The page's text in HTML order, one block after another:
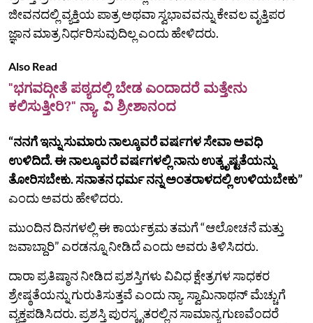
ಜೀವನದಲ್ಲಿ ವ್ಯಕ್ತಿಯ ಪಾತ್ರ ಅಥವಾ ಸ್ವಭಾವವನ್ನು ಕೇವಲ ವೃತ್ತಿಪರ
ಜ್ಞಾನ ಮಾತ್ರ ನಿರ್ಧರಿಸುವುದಿಲ್ಲ ಎಂದು ಹೇಳಿದರು.
Also Read
"ಭಗವದ್ಗೀತೆ ಪಠ್ಯದಲ್ಲಿ ಬೇಡ ಎಂದಾದರೆ ಮತ್ತೇನು
ಕಲಿಸುತ್ತೀರಿ?" ನ್ಯಾ. ವಿ ಶ್ರೀಶಾನಂದ
“ನನಗೆ ಇನ್ನು ಸುಮಾರು ನಾಲ್ಕೂವರೆ ವರ್ಷಗಳ ಸೇವಾ ಅವಧಿ
ಉಳಿದಿದೆ. ಈ ನಾಲ್ಕೂವರೆ ವರ್ಷಗಳಲ್ಲಿ ನಾನು ಉತ್ಕೃಷ್ಟತೆಯನ್ನು
ತೋರಿಸಬೇಕು. ಸನಾತನ ಧರ್ಮ ನನ್ನ ಅಂತರಾಳದಲ್ಲಿ ಉಳಿಯಬೇಕು”
ಎಂದು ಅವರು ಹೇಳಿದರು.
ಮುಂದಿನ ದಿನಗಳಲ್ಲಿ ಈ ಕಾರ್ಯಕ್ರಮ ತಮಗೆ “ಆಲೋಚನೆ ಮತ್ತು
ಜವಾಬ್ದಾರಿ” ಎರಡನ್ನೂ ನೀಡಿದೆ ಎಂದು ಅವರು ತಿಳಿಸಿದರು.
ದಾರಾ ಪ್ರತಿಷ್ಠಾನ ನೀಡಿದ ಪ್ರಶಸ್ತಿಗಳು ವಿವಿಧ ಕ್ಷೇತ್ರಗಳ ಸಾಧಕರ
ಶ್ರೇಷ್ಠತೆಯನ್ನು ಗುರುತಿಸುತ್ತವೆ ಎಂದು ನ್ಯಾ. ಸ್ವಾಮಿನಾಥನ್ ಮೆಚ್ಚುಗೆ
ವ್ಯಕ್ತಪಡಿಸಿದರು. ಪ್ರಶಸ್ತಿ ಪುರಸ್ಕೃತರಲ್ಲಿನ ಸಾಮಾನ್ಯ ಗುಣವೆಂದರೆ